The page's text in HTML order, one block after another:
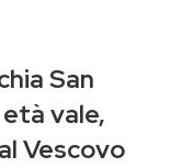
San
vale,
Vescovo